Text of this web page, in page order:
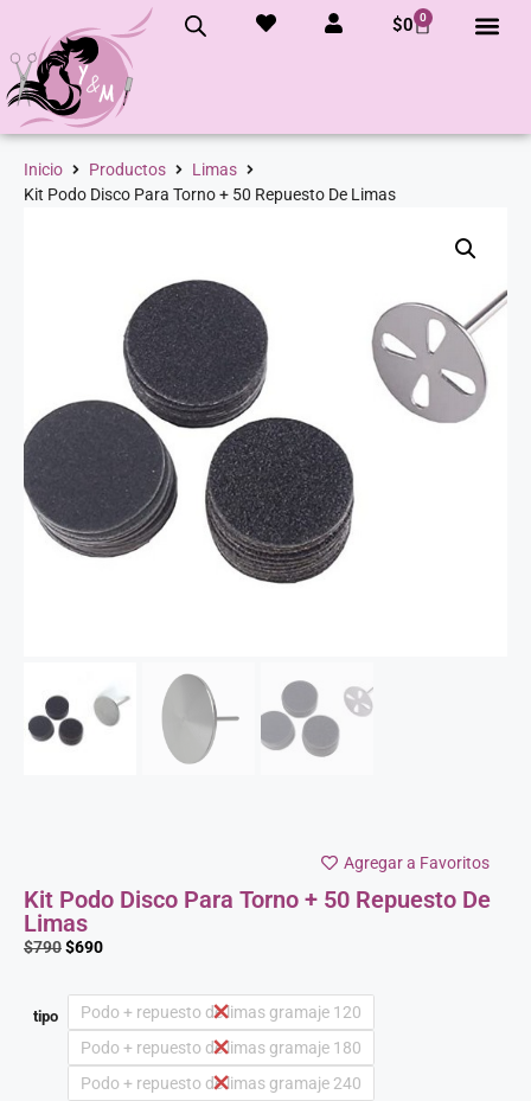
$0 0
Inicio Productos
Limas
Kit Podo Disco Para Torno + 50 Repuesto De Limas
Agregar a Favoritos
Kit Podo Disco Para Torno + 50 Repuesto De
Limas
$790$690
tipo
Podo + repuesto de limas gramaje 120
Podo + repuesto de limas gramaje 180
Podo + repuesto de limas gramaje 240